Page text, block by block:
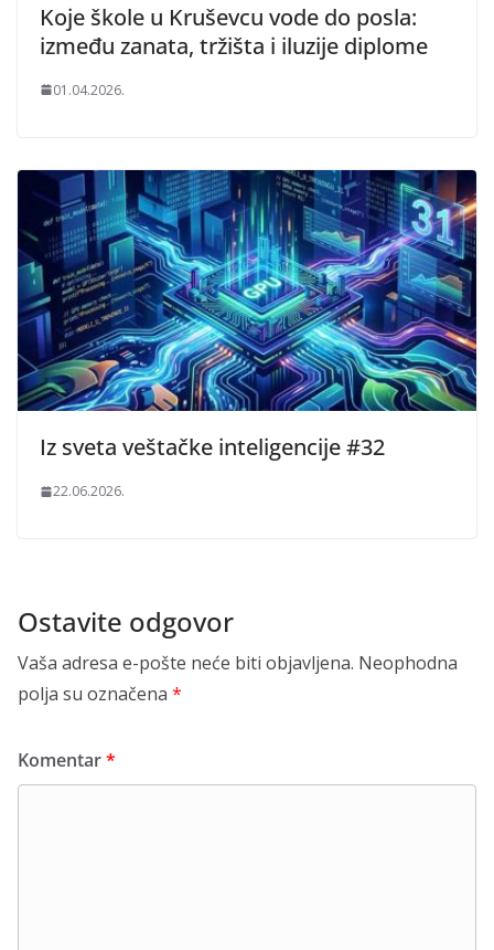
Koje škole u Kruševcu vode do posla:
između zanata, tržišta i iluzije diplome
01.04.2026.
Iz sveta veštačke inteligencije #32
22.06.2026.
Ostavite odgovor
Vaša adresa e-pošte neće biti objavljena. Neophodna
polja su označena *
Komentar*